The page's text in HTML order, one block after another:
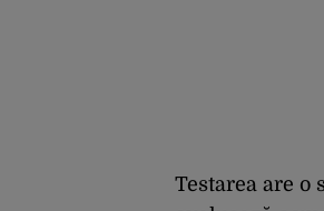
Testarea are